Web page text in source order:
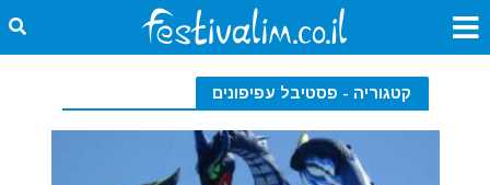
קטגוריה - פסטיבל עפיפונים